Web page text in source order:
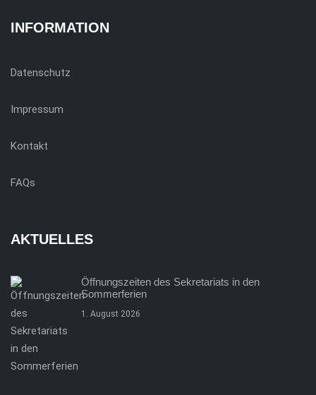
INFORMATION
Datenschutz
Impressum
Kontakt
FAQs
AKTUELLES
Öffnungszeiten des Sekretariats in den
Sommerferien
1. August 2026